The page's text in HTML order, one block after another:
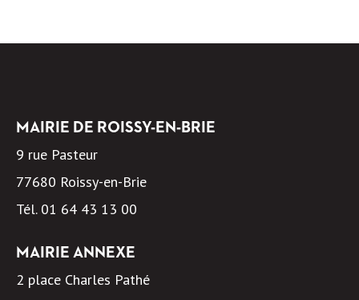
MAIRIE DE ROISSY-EN-BRIE
9 rue Pasteur
77680 Roissy-en-Brie
Tél. 01 64 43 13 00
MAIRIE ANNEXE
2 place Charles Pathé